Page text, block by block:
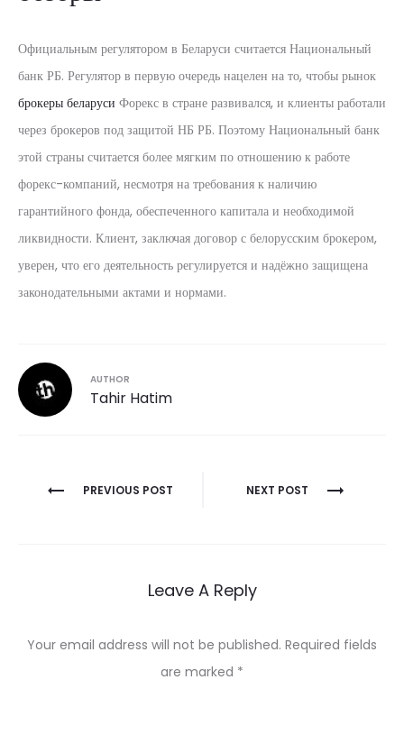
Официальным регулятором в Беларуси считается Национальный
банк РБ. Регулятор в первую очередь нацелен на то, чтобы рынок
брокеры беларуси Форекс в стране развивался, и клиенты работали
через брокеров под защитой НБ РБ. Поэтому Национальный банк
этой страны считается более мягким по отношению к работе
форекс-компаний, несмотря на требования к наличию
гарантийного фонда, обеспеченного капитала и необходимой
ликвидности. Клиент, заключая договор с белорусским брокером,
уверен, что его деятельность регулируется и надёжно защищена
законодательными актами и нормами.
AUTHOR
Tahir Hatim
Post
PREVIOUS POST NEXT POST
Leave A Reply
Your email address will not be published. Required fields
are marked *